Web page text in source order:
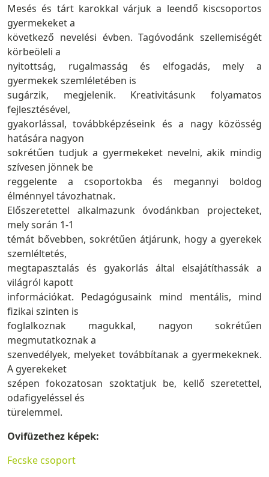
Mesés és tárt karokkal várjuk a leendő kiscsoportos
gyermekeket a
következő nevelési évben. Tagóvodánk szellemiségét
körbeöleli a
nyitottság, rugalmasság és elfogadás, mely a
gyermekek szemléletében is
sugárzik, megjelenik. Kreativitásunk folyamatos
fejlesztésével,
gyakorlással, továbbképzéseink és a nagy közösség
hatására nagyon
sokrétűen tudjuk a gyermekeket nevelni, akik mindig
szívesen jönnek be
reggelente a csoportokba és megannyi boldog
élménnyel távozhatnak.
Előszeretettel alkalmazunk óvodánkban projecteket,
mely során 1-1
témát bővebben, sokrétűen átjárunk, hogy a gyerekek
szemléltetés,
megtapasztalás és gyakorlás által elsajátíthassák a
világról kapott
információkat. Pedagógusaink mind mentális, mind
fizikai szinten is
foglalkoznak magukkal, nagyon sokrétűen
megmutatkoznak a
szenvedélyek, melyeket továbbítanak a gyermekeknek.
A gyerekeket
szépen fokozatosan szoktatjuk be, kellő szeretettel,
odafigyeléssel és
türelemmel.
Ovifüzethez képek:
Fecske csoport